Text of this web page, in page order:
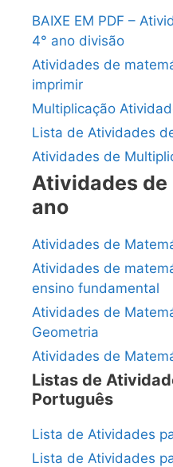
BAIXE EM PDF –
4° ano divisão
Atividades de
imprimir
Multiplicação
Lista de Atividades
Atividades de
Atividades de
ano
Atividades de
Atividades de
ensino fundamental
Atividades de
Geometria
Atividades de
Listas de
Português
Lista de Atividades
Lista de Atividades